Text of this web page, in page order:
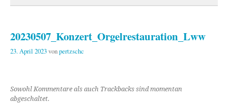
20230507_Konzert_Orgelrestauration_Lww
23. April 2023vonpertzschc
Sowohl Kommentare als auch Trackbacks sind momentan
abgeschaltet.